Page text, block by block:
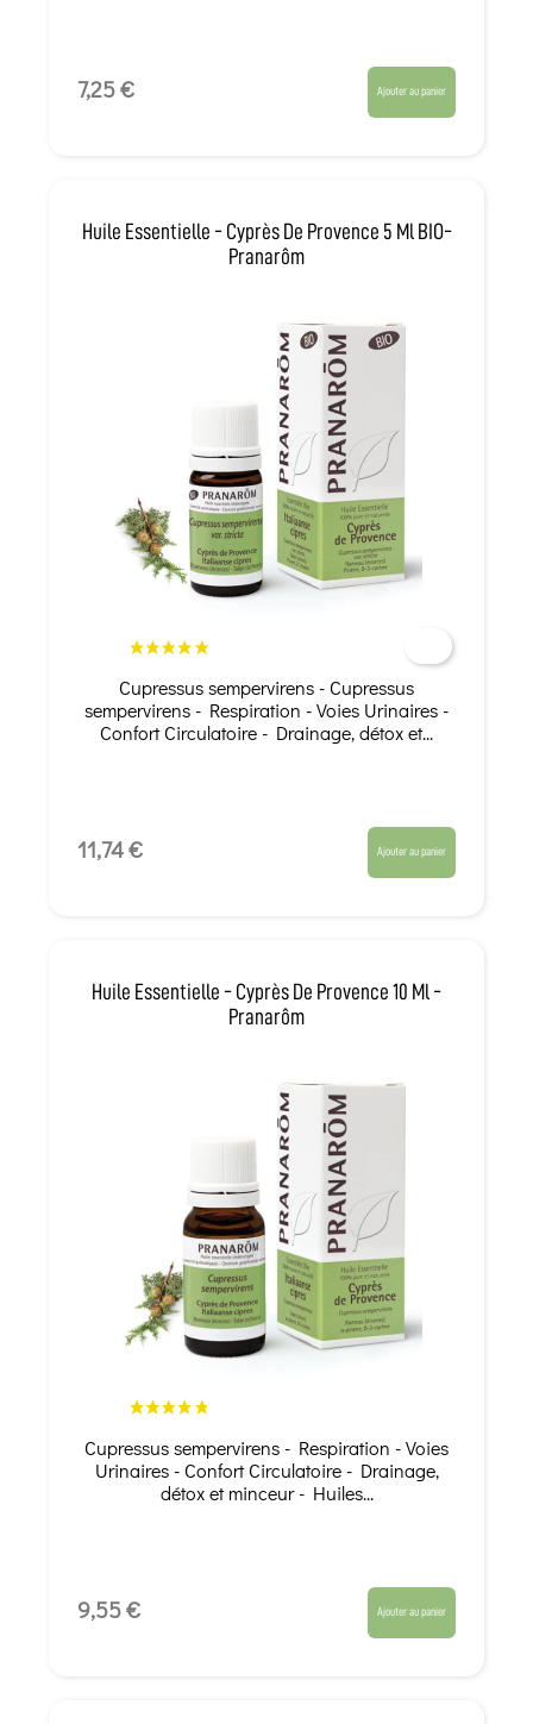
7,25 € Ajouter au panier
Huile Essentielle - Cyprès De Provence 5 Ml BIO-
Pranarôm
Cupressus sempervirens - Cupressus
sempervirens - Respiration - Voies Urinaires -
Confort Circulatoire - Drainage, détox et...
11,74 € Ajouter au panier
Huile Essentielle - Cyprès De Provence 10 Ml -
Pranarôm
Cupressus sempervirens - Respiration - Voies
Urinaires - Confort Circulatoire - Drainage,
détox et minceur - Huiles...
9,55 € Ajouter au panier